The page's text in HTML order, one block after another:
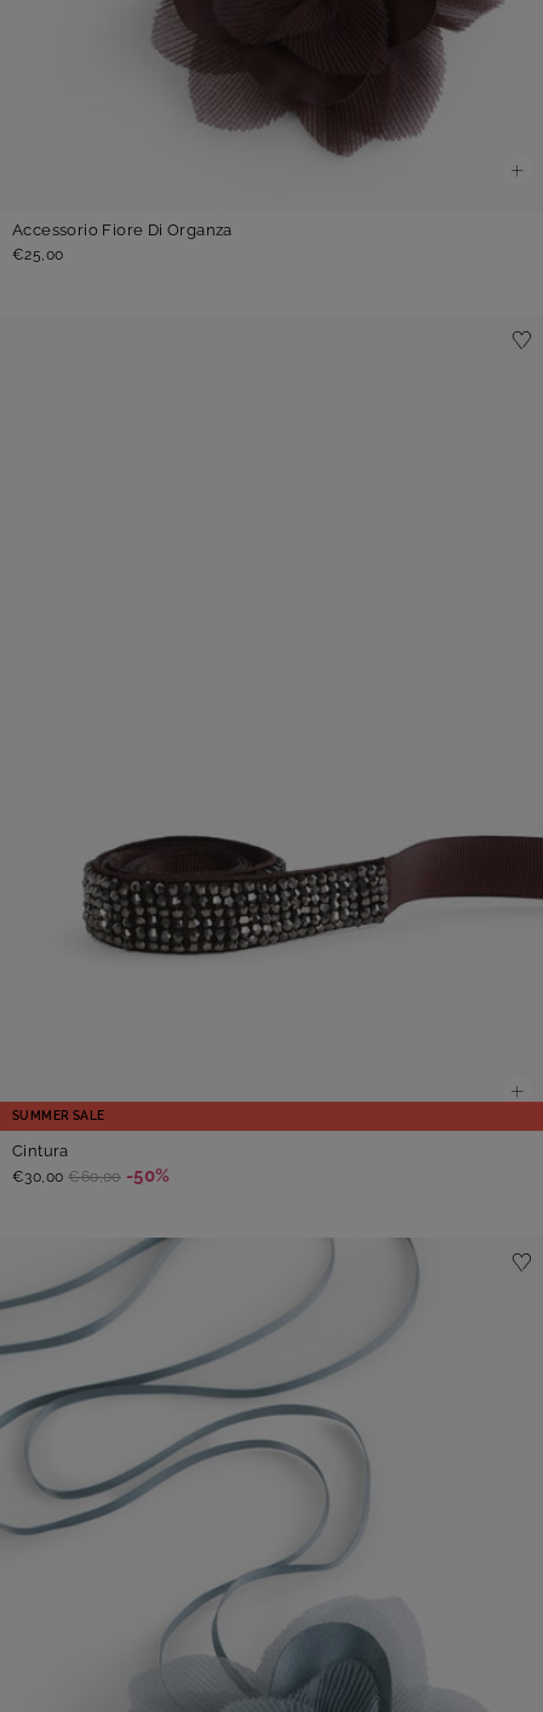
Accessorio Fiore Di Organza
€25,00
SUMMER SALE
Cintura
€30,00 €60,00 -50%